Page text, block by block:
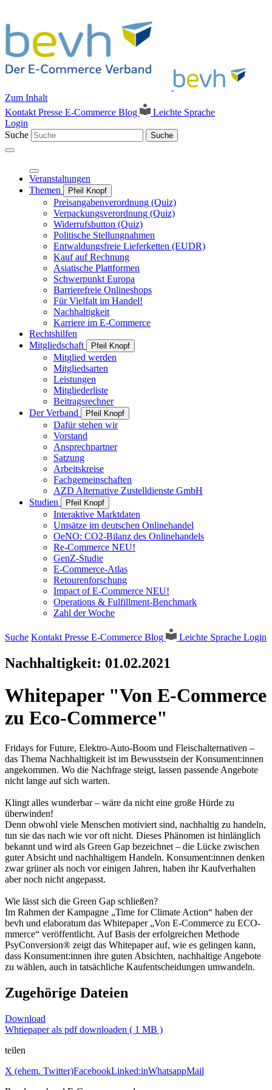
Zum Inhalt
Kontakt Presse E-Commerce Blog
Leichte Sprache
Login
Suche
Suche
Veranstaltungen
Themen
Pfeil Knopf
Preisangabenverordnung (Quiz)
Verpackungsverordnung (Quiz)
Widerrufsbutton (Quiz)
Politische Stellungnahmen
Entwaldungsfreie Lieferketten (EUDR)
Kauf auf Rechnung
Asiatische Plattformen
Schwerpunkt Europa
Barrierefreie Onlineshops
Für Vielfalt im Handel!
Nachhaltigkeit
Karriere im E-Commerce
Rechtshilfen
Mitgliedschaft
Pfeil Knopf
Mitglied werden
Mitgliedsarten
Leistungen
Mitgliederliste
Beitragsrechner
Der Verband
Pfeil Knopf
Dafür stehen wir
Vorstand
Ansprechpartner
Satzung
Arbeitskreise
Fachgemeinschaften
AZD Alternative Zustelldienste GmbH
Studien
Pfeil Knopf
Interaktive Marktdaten
Umsätze im deutschen Onlinehandel
OeNO: CO2-Bilanz des Onlinehandels
Re-Commerce NEU!
GenZ-Studie
E-Commerce-Atlas
Retourenforschung
Impact of E-Commerce NEU!
Operations & Fulfillment-Benchmark
Zahl der Woche
Suche Kontakt Presse E-Commerce Blog Leichte Sprache Login
Nachhaltigkeit: 01.02.2021
Whitepaper "Von E-Commerce
zu Eco-Commerce"
Fridays for Future, Elektro-Auto-Boom und Fleischalternativen –
das Thema Nachhaltigkeit ist im Bewusstsein der Konsument:innen
angekommen. Wo die Nachfrage steigt, lassen passende Angebote
nicht lange auf sich warten.
Klingt alles wunderbar – wäre da nicht eine große Hürde zu
überwinden!
Denn obwohl viele Menschen motiviert sind, nachhaltig zu handeln,
tun sie das nach wie vor oft nicht. Dieses Phänomen ist hinlänglich
bekannt und wird als Green Gap bezeichnet – die Lücke zwischen
guter Absicht und nachhaltigem Handeln. Konsument:innen denken
zwar grüner als noch vor einigen Jahren, haben ihr Kaufverhalten
aber noch nicht angepasst.
Wie lässt sich die Green Gap schließen?
Im Rahmen der Kampagne „Time for Climate Action“ haben der
bevh und elaboratum das Whitepaper „Von E-Commerce zu ECO-
mmerce“ veröffentlicht. Auf Basis der erfolgreichen Methode
PsyConversion® zeigt das Whitepaper auf, wie es gelingen kann,
dass Konsument:innen ihre guten Absichten, nachhaltige Angebote
zu wählen, auch in tatsächliche Kaufentscheidungen umwandeln.
Zugehörige Dateien
Download
Whtiepaper als pdf downloaden ( 1 MB )
teilen
X (ehem. Twitter)FacebookLinked:inWhatsappMail